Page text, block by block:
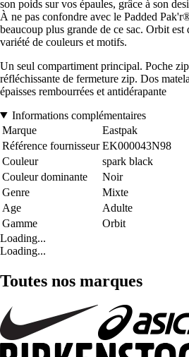
son poids sur vos épaules, grâce à son
À ne pas confondre avec le Padded
beaucoup plus grande de ce sac. Orbit
variété de couleurs et motifs.
Un seul compartiment principal. Poche
réfléchissante de fermeture zip. Dos
épaisses rembourrées et antidérapante
Informations complémentaires
Marque
Eastpak
Référence fournisseur EK000043N98
Couleur
spark black
Couleur dominante
Noir
Genre
Mixte
Age
Adulte
Gamme
Orbit
Loading...
Loading...
Toutes nos marques